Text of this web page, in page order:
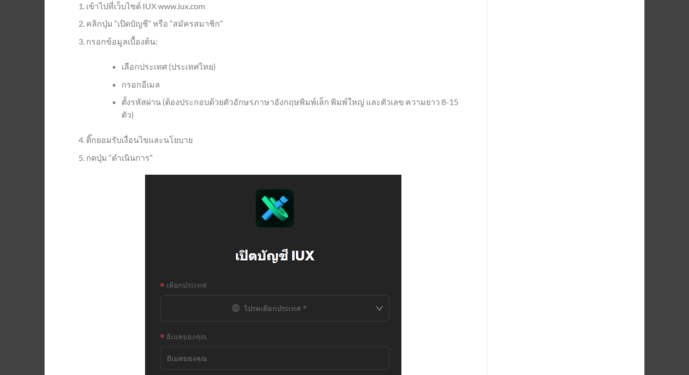
เข้าไปที่เว็บไซต์ IUX www.iux.com
คลิกปุ่ม “เปิดบัญชี” หรือ “สมัครสมาชิก”
กรอกข้อมูลเบื้องต้น:
เลือกประเทศ (ประเทศไทย)
กรอกอีเมล
ตั้งรหัสผ่าน (ต้องประกอบด้วยตัวอักษรภาษาอังกฤษพิมพ์เล็ก พิมพ์ใหญ่ และตัวเลข ความยาว 8-15
ตัว)
ติ๊กยอมรับเงื่อนไขและนโยบาย
กดปุ่ม “ดำเนินการ”